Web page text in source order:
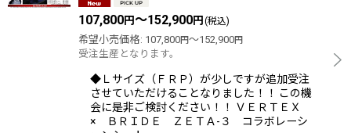
107,800円～152,900円 (税込)
希望小売価格: 107,800円～152,900円
受注生産となります。
◆Ｌサイズ（ＦＲＰ）が少しですが追加受注
させていただけることなりました！！ この機
会に是非ご検討ください！！ ＶＥＲＴＥＸ
× ＢＲＩＤＥ ＺＥＴＡ-３ コラボレーシ